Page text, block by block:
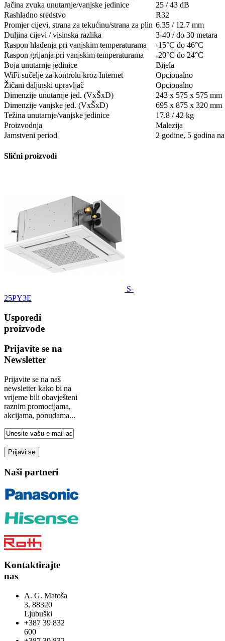
Jačina zvuka unutarnje/vanjske jedinice
25 / 43 dB
Rashladno sredstvo
R32
Promjer cijevi, strana za tekućinu/strana za plin 6.35 / 12.7 mm
Duljina cijevi / visinska razlika
3-40 / do 30 metara
Raspon hlađenja pri vanjskim temperaturama
-15°C do 46°C
Raspon grijanja pri vanjskim temperaturama
-20°C do 24°C
Boja unutarnje jedinice
Bijela
WiFi sučelje za kontrolu kroz Internet
Opcionalno
Žičani daljinski upravljač
Opcionalno
Dimenzije unutarnje jed. (VxŠxD)
243 x 575 x 575 mm
Dimenzije vanjske jed. (VxŠxD)
695 x 875 x 320 mm
Težina unutarnje/vanjske jedinice
17.8 / 42 kg
Proizvodnja
Malezija
Jamstveni period
2 godine, 5 godina
Slični proizvodi
S-
25PY3E
Usporedi
proizvode
Prijavite se na
Newsletter
Prijavite se na naš
newsletter kako bi na
vrijeme bili obavješteni
raznim promocijama,
akcijama, ponudama...
Naši partneri
Kontaktirajte
nas
A. G. Matoša
3, 88320
Ljubuški
+387 39 832
600